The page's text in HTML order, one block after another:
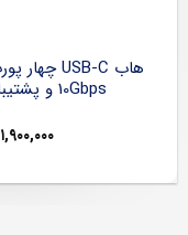
10Gbps و پشتیبانی از USB 3.2
۱,۹۰۰,۰۰۰